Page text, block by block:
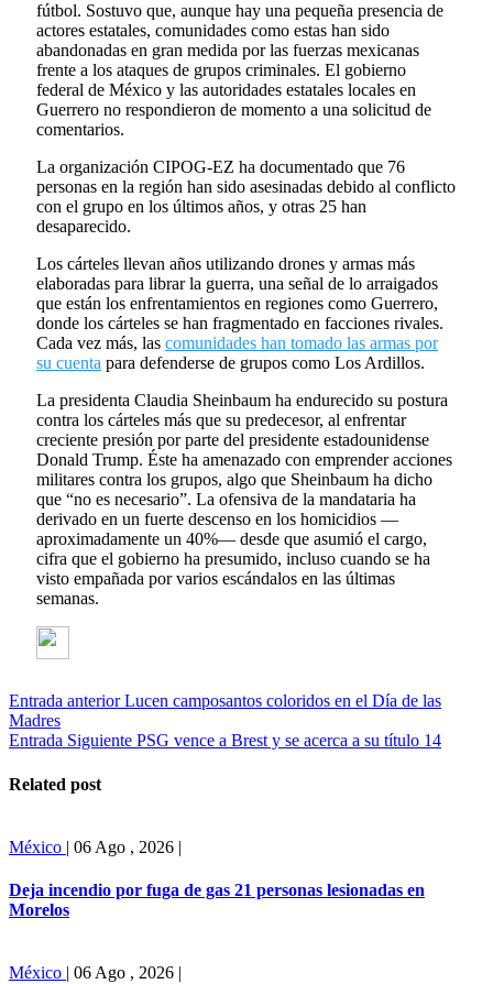
fútbol. Sostuvo que, aunque hay una pequeña presencia de
actores estatales, comunidades como estas han sido
abandonadas en gran medida por las fuerzas mexicanas
frente a los ataques de grupos criminales. El gobierno
federal de México y las autoridades estatales locales en
Guerrero no respondieron de momento a una solicitud de
comentarios.
La organización CIPOG-EZ ha documentado que 76
personas en la región han sido asesinadas debido al conflicto
con el grupo en los últimos años, y otras 25 han
desaparecido.
Los cárteles llevan años utilizando drones y armas más
elaboradas para librar la guerra, una señal de lo arraigados
que están los enfrentamientos en regiones como Guerrero,
donde los cárteles se han fragmentado en facciones rivales.
Cada vez más, las comunidades han tomado las armas por
su cuenta para defenderse de grupos como Los Ardillos.
La presidenta Claudia Sheinbaum ha endurecido su postura
contra los cárteles más que su predecesor, al enfrentar
creciente presión por parte del presidente estadounidense
Donald Trump. Éste ha amenazado con emprender acciones
militares contra los grupos, algo que Sheinbaum ha dicho
que “no es necesario”. La ofensiva de la mandataria ha
derivado en un fuerte descenso en los homicidios —
aproximadamente un 40%— desde que asumió el cargo,
cifra que el gobierno ha presumido, incluso cuando se ha
visto empañada por varios escándalos en las últimas
semanas.
Entrada anterior Lucen camposantos coloridos en el Día de las
Madres
Entrada Siguiente PSG vence a Brest y se acerca a su título 14
Related post
México | 06 Ago , 2026 |
Deja incendio por fuga de gas 21 personas lesionadas en
Morelos
México | 06 Ago , 2026 |